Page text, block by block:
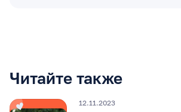
Читайте также
12.11.2023